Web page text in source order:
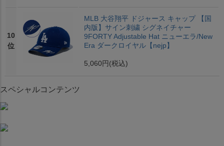
10
位
MLB 大谷翔平 ドジャース キャップ 【国
内版】サイン刺繍 シグネイチャー
9FORTY Adjustable Hat ニューエラ/New
Era ダークロイヤル【nejp】
5,060円 (税込)
スペシャルコンテンツ